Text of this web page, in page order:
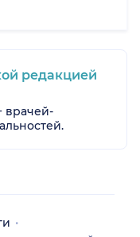
редакцией
врачей-